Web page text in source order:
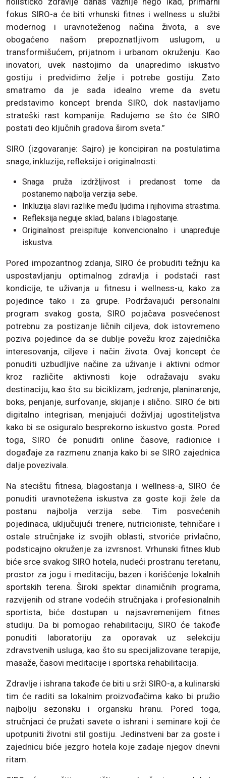
fokus SIRO-a će biti vrhunski fitnes i wellness u službi
modernog i uravnoteženog načina života, a sve
obogaćeno našom prepoznatljivom uslugom, u
transformišućem, prijatnom i urbanom okruženju. Kao
inovatori, uvek nastojimo da unapredimo iskustvo
gostiju i predvidimo želje i potrebe gostiju. Zato
smatramo da je sada idealno vreme da svetu
predstavimo koncept brenda SIRO, dok nastavljamo
strateški rast kompanije. Radujemo se što će SIRO
postati deo ključnih gradova širom sveta.”
SIRO (izgovaranje: Sajro) je koncipiran na postulatima
snage, inkluzije, refleksije i originalnosti:
Snaga pruža izdržljivost i predanost tome da
postanemo najbolja verzija sebe.
Inkluzija slavi razlike među ljudima i njihovima strastima.
Refleksija neguje sklad, balans i blagostanje.
Originalnost preispituje konvencionalno i unapređuje
iskustva.
Pored impozantnog zdanja, SIRO će probuditi težnju ka
uspostavljanju optimalnog zdravlja i podstaći rast
kondicije, te uživanja u fitnesu i wellness-u, kako za
pojedince tako i za grupe. Podržavajući personalni
program svakog gosta, SIRO pojačava posvećenost
potrebnu za postizanje ličnih ciljeva, dok istovremeno
poziva pojedince da se dublje povežu kroz zajednička
interesovanja, ciljeve i način života. Ovaj koncept će
ponuditi uzbudljive načine za uživanje i aktivni odmor
kroz različite aktivnosti koje odražavaju svaku
destinaciju, kao što su biciklizam, jedrenje, planinarenje,
boks, penjanje, surfovanje, skijanje i slično. SIRO će biti
digitalno integrisan, menjajući doživljaj ugostiteljstva
kako bi se osiguralo besprekorno iskustvo gosta. Pored
toga, SIRO će ponuditi online časove, radionice i
događaje za razmenu znanja kako bi se SIRO zajednica
dalje povezivala.
Na stecištu fitnesa, blagostanja i wellness-a, SIRO će
ponuditi uravnotežena iskustva za goste koji žele da
postanu najbolja verzija sebe. Tim posvećenih
pojedinaca, uključujući trenere, nutricioniste, tehničare i
ostale stručnjake iz svojih oblasti, stvoriće privlačno,
podsticajno okruženje za izvrsnost. Vrhunski fitnes klub
biće srce svakog SIRO hotela, nudeći prostranu teretanu,
prostor za jogu i meditaciju, bazen i korišćenje lokalnih
sportskih terena. Široki spektar dinamičnih programa,
razvijenih od strane vodećih stručnjaka i profesionalnih
sportista, biće dostupan u najsavremenijem fitnes
studiju. Da bi pomogao rehabilitaciju, SIRO će takođe
ponuditi laboratoriju za oporavak uz selekciju
zdravstvenih usluga, kao što su specijalizovane terapije,
masaže, časovi meditacije i sportska rehabilitacija.
Zdravlje i ishrana takođe će biti u srži SIRO-a, a kulinarski
tim će raditi sa lokalnim proizvođačima kako bi pružio
najbolju sezonsku i organsku hranu. Pored toga,
stručnjaci će pružati savete o ishrani i seminare koji će
upotpuniti životni stil gostiju. Jedinstveni bar za goste i
zajednicu biće jezgro hotela koje zadaje njegov dnevni
ritam.